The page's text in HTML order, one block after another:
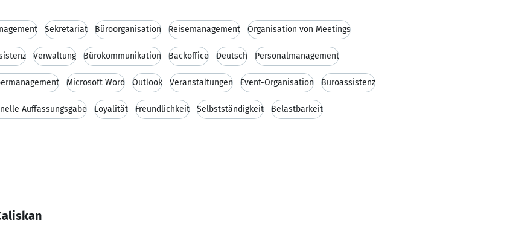
Sekretariat Büroorganisation Reisemanagement Organisation von Meetings
Verwaltung Bürokommunikation Backoffice Deutsch Personalmanagement
Microsoft Word Outlook Veranstaltungen Event-Organisation Büroassistenz
Auffassungsgabe Loyalität Freundlichkeit Selbstständigkeit Belastbarkeit